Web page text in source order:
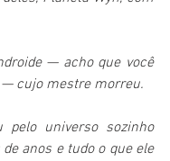
— acho que você
cujo mestre morreu.
pelo universo sozinho
anos e tudo o que ele